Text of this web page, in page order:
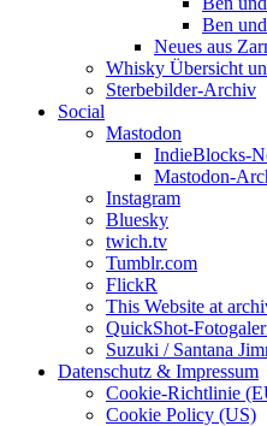
Ben
Neues aus
Whisky Übersicht
Sterbebilder-Archiv
Social
Mastodon
IndieBlocks-
Mastodon-
Instagram
Bluesky
twich.tv
Tumblr.com
FlickR
This Website at
QuickShot-
Suzuki / Santana
Datenschutz & Impressum
Cookie-Richtlinie
Cookie Policy (US)